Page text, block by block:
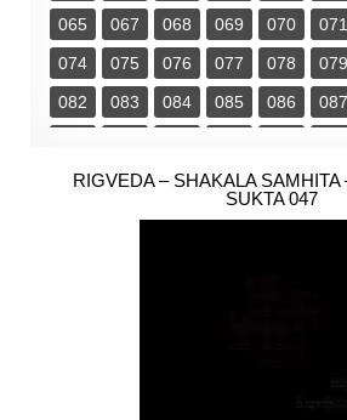
065
067 068 069 070 071
074
075 076 077 078 079
082
083 084 085 086 087
098
099 100 101 102 103
RIGVEDA – SHAKALA SAMHITA
SUKTA 047